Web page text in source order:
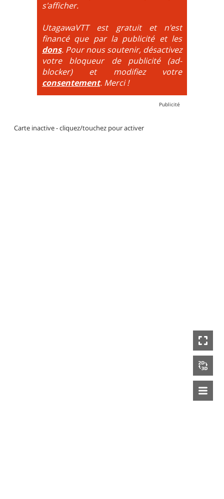
La montée est faite via navette ou remontée
mécanique. La difficulté de la descente est indiquée
par des couleurs lorsqu'il s'agit de bikeparks. Vélo
tout suspendu et protections du corps obligatoires.
s'afficher.
UtagawaVTT est gratuit et n'est
financé que par la publicité et les
dons. Pour nous soutenir, désactivez
votre bloqueur de publicité (ad-
blocker) et modifiez votre
consentement. Merci !